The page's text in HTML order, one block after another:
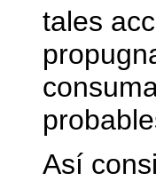
tales
Así